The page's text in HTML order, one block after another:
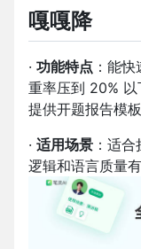
嘎嘎降
· 功能特点 ：能
重率压到 20% 以
提供开题报告模
· 适用场景 ：适
逻辑和语言质量